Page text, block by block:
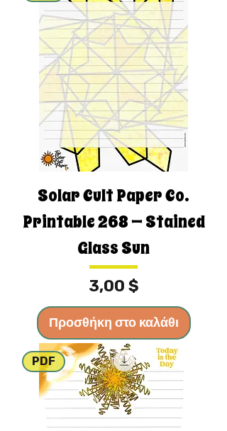
Solar Cult Paper Co.
Printable 268 — Stained
Glass Sun
Τιμή
3,00 $
Προσθήκη στο καλάθι
PDF